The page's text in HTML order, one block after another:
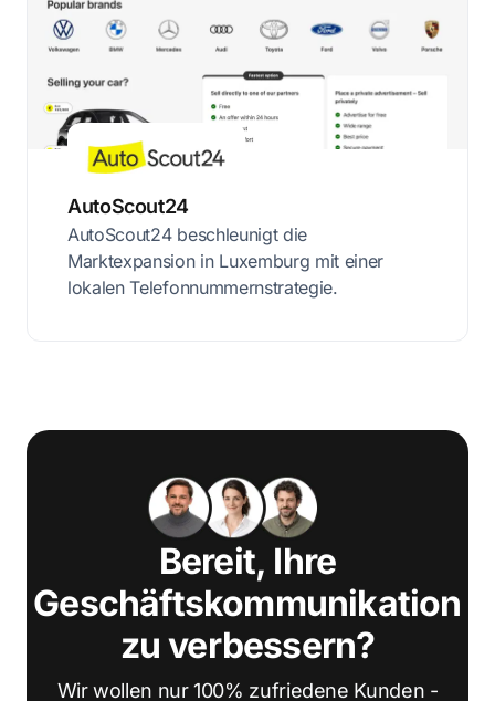
AutoScout24
AutoScout24 beschleunigt die
Marktexpansion in Luxemburg mit einer
lokalen Telefonnummernstrategie.
Bereit, Ihre
Geschäftskommunikation
zu verbessern?
Wir wollen nur 100% zufriedene Kunden -